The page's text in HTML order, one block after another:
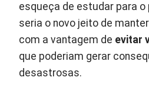
esqueça de estudar para o
seria o novo jeito de
com a vantagem de evitar
que poderiam gerar
desastrosas.